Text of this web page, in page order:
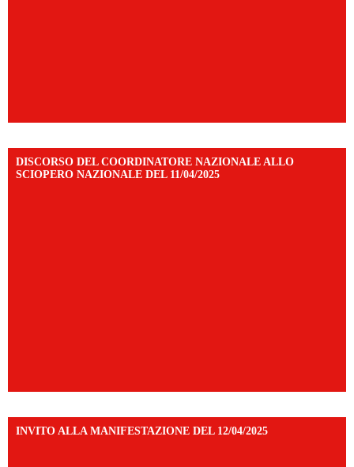
DISCORSO DEL COORDINATORE NAZIONALE ALLO
SCIOPERO NAZIONALE DEL 11/04/2025
INVITO ALLA MANIFESTAZIONE DEL 12/04/2025